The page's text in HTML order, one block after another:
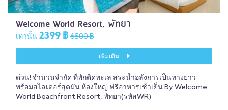
Welcome World Resort, พัทยา
เท่านั้น 2399 ฿ 6500 ฿
เพิ่มเติม
ด่วน! จำนวนจำกัด ที่พักติดทะเล สระน้ำอลังการเป็นทางยาว
พร้อมสไลเดอร์สุดมัน ห้องใหญ่ ฟรีอาหารเช้าเย็น By Welcome
World Beachfront Resort, พัทยา(รหัสWR)